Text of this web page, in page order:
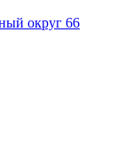
округ 66